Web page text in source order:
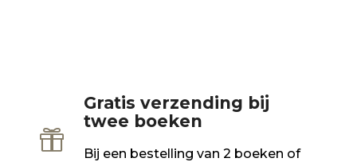

Gratis verzending bij
twee boeken
Bij een bestelling van 2 boeken of